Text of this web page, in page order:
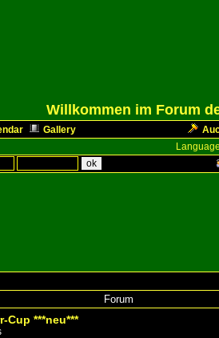
Willkommen im Forum
Gallery
Forum
Cup ***neu***